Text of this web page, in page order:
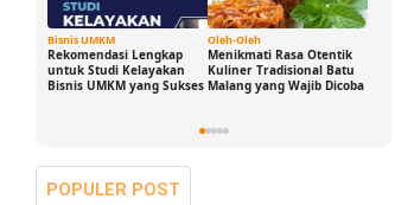
Bisnis UMKM
Rekomendasi Lengkap
untuk Studi Kelayakan
Bisnis UMKM yang Sukses
Oleh-Oleh
Menikmati Rasa Otentik
Kuliner Tradisional Batu
Malang yang Wajib Dicoba
POPULER POST